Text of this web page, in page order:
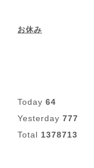
お休み
Today 64
Yesterday 777
Total 1378713